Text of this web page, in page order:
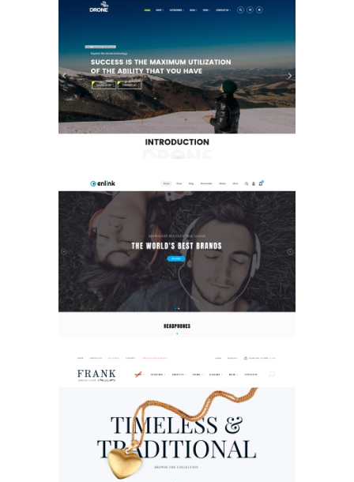
상품 브랜드
E-Commerce Design / Website Design
/ 전자제품 / 회사/기업 / 회사/기업 /
회사/기업
상품 브랜드
E-Commerce Design / Website Design
/ 전자제품 / 회사/기업 / 회사/기업 /
회사/기업
Jewelry
E-Commerce Design / Website Design
/ 쥬얼리 / 쥬얼리